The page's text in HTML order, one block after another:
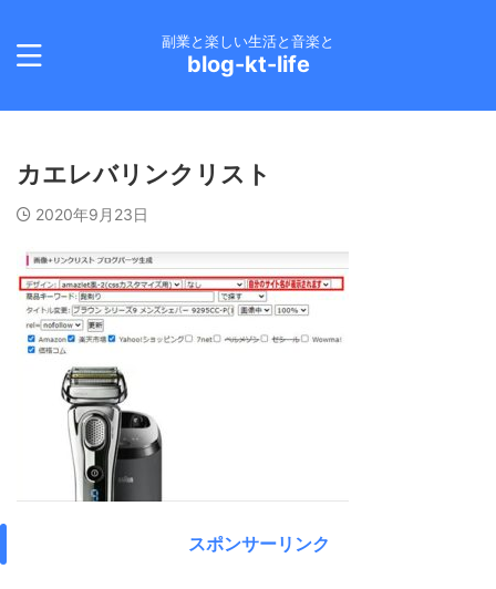
副業と楽しい生活と音楽と
blog-kt-life
カエレバリンクリスト
2020年9月23日
スポンサーリンク